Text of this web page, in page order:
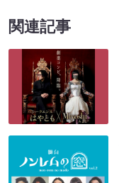
関連記事